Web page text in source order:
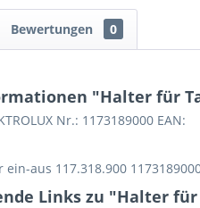
Bewertungen 0
"Halter für
Nr.: 1173189000 EAN:
aus 117.318.900
Links zu "Halter für